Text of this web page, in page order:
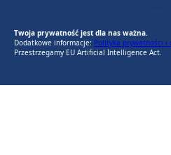
Twoja prywatność jest dla nas ważna.
Dodatkowe informacje: Polityka prywatności i
Przestrzegamy EU Artificial Intelligence Act.